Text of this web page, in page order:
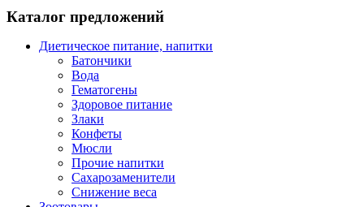
Каталог предложений
Диетическое питание, напитки
Батончики
Вода
Гематогены
Здоровое питание
Злаки
Конфеты
Мюсли
Прочие напитки
Сахарозаменители
Снижение веса